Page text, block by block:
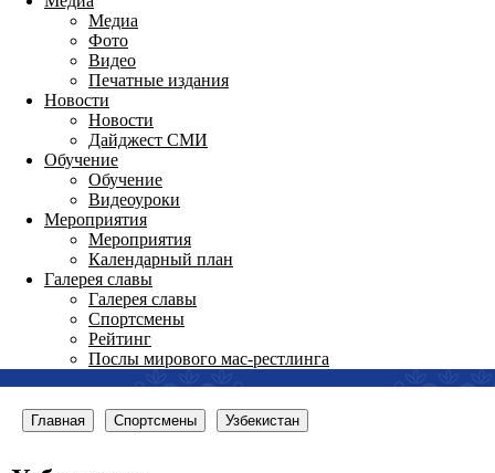
Медиа
Фото
Видео
Печатные издания
Новости
Новости
Дайджест СМИ
Обучение
Обучение
Видеоуроки
Мероприятия
Мероприятия
Календарный план
Галерея славы
Галерея славы
Спортсмены
Рейтинг
Послы мирового мас-рестлинга
Главная Спортсмены Узбекистан